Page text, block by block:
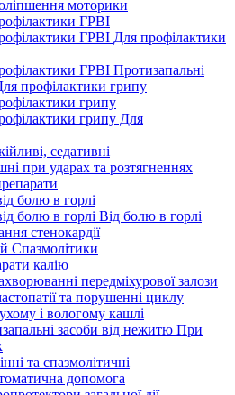
моторики
ГРВІ
ГРВІ Для профілактики
ГРВІ Протизапальні
профілактики грипу
грипу
грипу Для
седативні
при ударах та розтягненнях
болю в горлі
болю в горлі Від болю в горлі
стенокардії
Спазмолітики
калію
передміхурової залози
та порушенні циклу
і вологому кашлі
засоби від нежитю При
та спазмолітичні
допомога